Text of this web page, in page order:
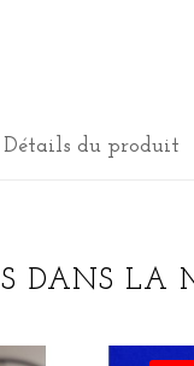
Détails du produit
DANS LA